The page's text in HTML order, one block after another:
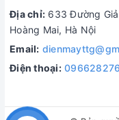
Địa chỉ: 633 Đường
Hoàng Mai, Hà Nội
Email:
Điện thoại: